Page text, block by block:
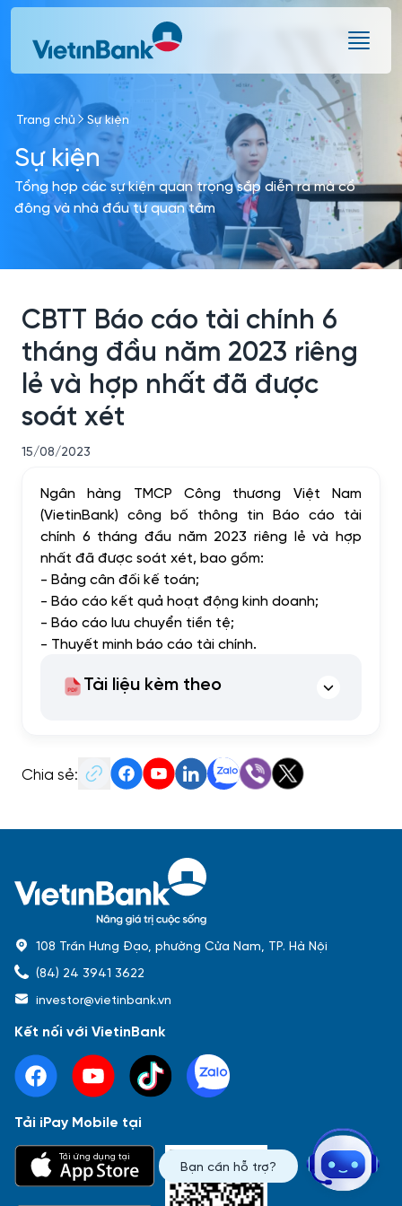
Skip to Main Content
Báo cáo tài chính Thông tin giao dịch
Sự kiện
Trang chủ Sự kiện
Sự kiện
Tổng hợp các sự kiện quan trọng sắp diễn ra mà cổ
đông và nhà đầu tư quan tâm
CBTT Báo cáo tài chính 6
tháng đầu năm 2023 riêng
lẻ và hợp nhất đã được
soát xét
15/08/2023
Ngân hàng TMCP Công thương Việt Nam
(VietinBank) công bố thông tin Báo cáo tài
chính 6 tháng đầu năm 2023 riêng lẻ và hợp
nhất đã được soát xét, bao gồm:
- Bảng cân đối kế toán;
- Báo cáo kết quả hoạt động kinh doanh;
- Báo cáo lưu chuyển tiền tệ;
- Thuyết minh báo cáo tài chính.
Tài liệu kèm theo
Chia sẻ:
Bạn cần hỗ trợ?
108 Trần Hưng Đạo, phường Cửa Nam, TP. Hà Nội
(84) 24 3941 3622
investor@vietinbank.vn
Kết nối với VietinBank
Tải iPay Mobile tại
Tải ứng dụng tại